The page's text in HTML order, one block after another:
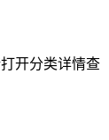
开分类详情查